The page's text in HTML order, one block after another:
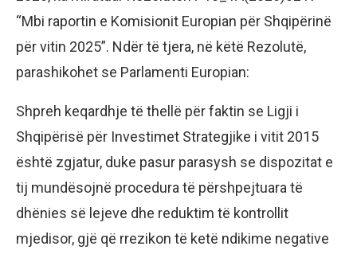
“Mbi raportin e Komisionit Europian për Shqipërinë
për vitin 2025”. Ndër të tjera, në këtë Rezolutë,
parashikohet se Parlamenti Europian:
Shpreh keqardhje të thellë për faktin se Ligji i
Shqipërisë për Investimet Strategjike i vitit 2015
është zgjatur, duke pasur parasysh se dispozitat e
tij mundësojnë procedura të përshpejtuara të
dhënies së lejeve dhe reduktim të kontrollit
mjedisor, gjë që rrezikon të ketë ndikime negative